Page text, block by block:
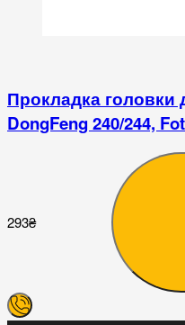
Прокладка
DongFeng 240/244,
293₴